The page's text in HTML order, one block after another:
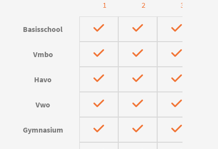
1
2
3
Basisschool
Vmbo
Havo
Vwo
Gymnasium